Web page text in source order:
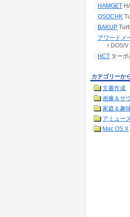
HAMGET
QSOCHK
BAKUP
アワードメ
r DOS/V
HCT ター
カテゴリーか
文書作成
画像＆サ
家庭＆趣
アミュー
Mac OS X